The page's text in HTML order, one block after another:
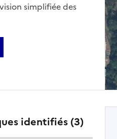
simplifiée des
identifiés (3)